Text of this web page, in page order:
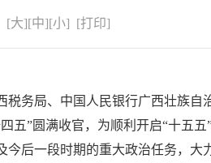
[大][中][小] [打印]
务局、中国人民银行广西壮族
”圆满收官，为顺利开启“十五五
今后一段时期的重大政治任务，